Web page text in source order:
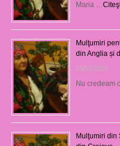
Maria …
Mulţumiri
din Anglia și
29/07/2026
Nu credeam
Mulţumiri din